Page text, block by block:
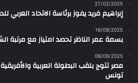
27/02/2025
إبراهيم فريد يفوز برئاسة الاتحاد العربي
16/09/2025
بسمة عمر الناظر تحصد امتياز مع مرتبة
06/09/2025
مصر تتوج بلقب البطولة العربية
تونس